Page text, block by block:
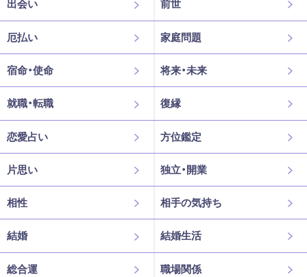
出会い 前世
厄払い 家庭問題
宿命・使命 将来・未来
就職・転職 復縁
恋愛占い 方位鑑定
片思い 独立・開業
相性 相手の気持ち
結婚 結婚生活
総合運 職場関係